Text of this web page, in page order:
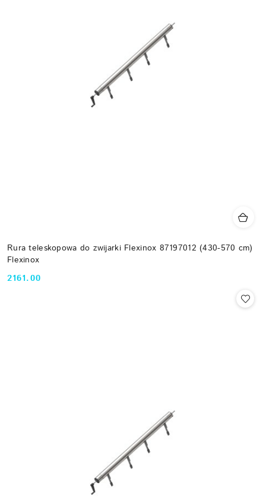
Rura teleskopowa do zwijarki Flexinox 87197012 (430-570 cm)
Flexinox
Cena:
2161.00